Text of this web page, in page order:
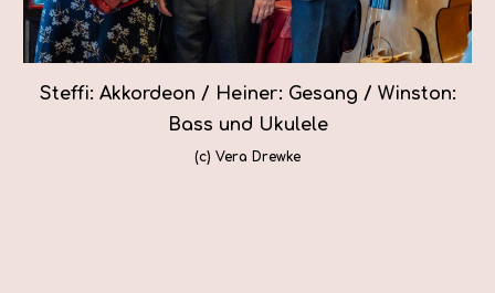
Steffi: Akkordeon / Heiner: Gesang / Winston:
Bass und Ukulele
(c) Vera Drewke